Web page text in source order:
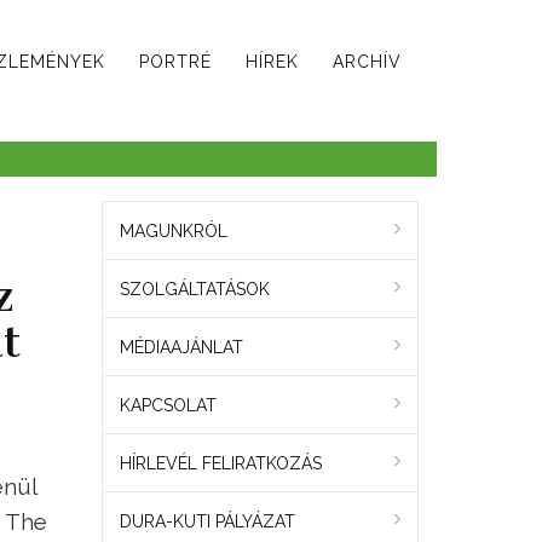
PORTRÉ HÍREK ARCHÍV
MAGUNKRÓL
SZOLGÁLTATÁSOK
MÉDIAAJÁNLAT
KAPCSOLAT
HÍRLEVÉL FELIRATKOZÁS
DURA-KUTI PÁLYÁZAT